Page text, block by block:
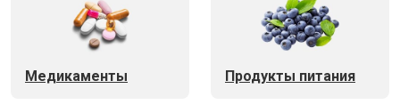
Медикаменты Продукты питания